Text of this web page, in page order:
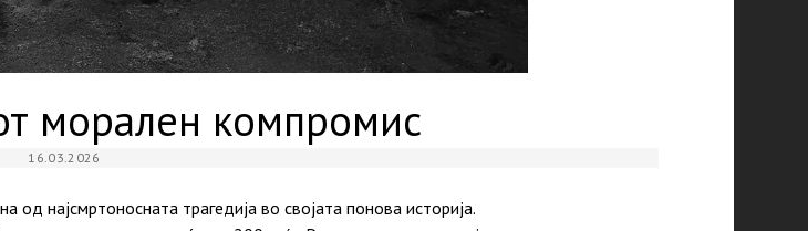
морален компромис
16.03.2026
најсмртоносната трагедија во својата понова историја.